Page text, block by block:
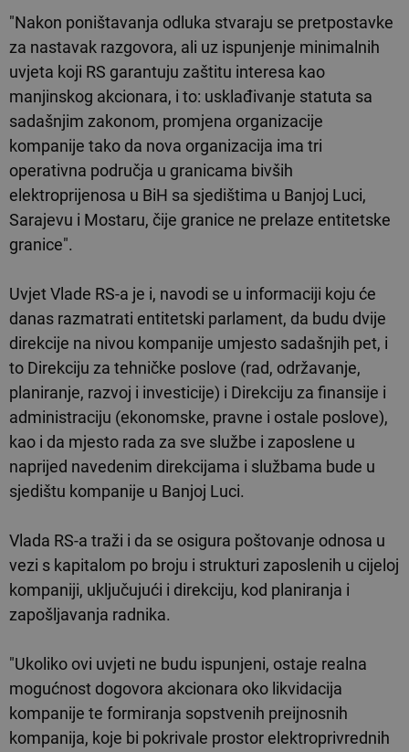
"Nakon poništavanja odluka stvaraju se pretpostavke
za nastavak razgovora, ali uz ispunjenje minimalnih
uvjeta koji RS garantuju zaštitu interesa kao
manjinskog akcionara, i to: usklađivanje statuta sa
sadašnjim zakonom, promjena organizacije
kompanije tako da nova organizacija ima tri
operativna područja u granicama bivših
elektroprijenosa u BiH sa sjedištima u Banjoj Luci,
Sarajevu i Mostaru, čije granice ne prelaze entitetske
granice".
Uvjet Vlade RS-a je i, navodi se u informaciji koju će
danas razmatrati entitetski parlament, da budu dvije
direkcije na nivou kompanije umjesto sadašnjih pet, i
to Direkciju za tehničke poslove (rad, održavanje,
planiranje, razvoj i investicije) i Direkciju za finansije i
administraciju (ekonomske, pravne i ostale poslove),
kao i da mjesto rada za sve službe i zaposlene u
naprijed navedenim direkcijama i službama bude u
sjedištu kompanije u Banjoj Luci.
Vlada RS-a traži i da se osigura poštovanje odnosa u
vezi s kapitalom po broju i strukturi zaposlenih u cijeloj
kompaniji, uključujući i direkciju, kod planiranja i
zapošljavanja radnika.
"Ukoliko ovi uvjeti ne budu ispunjeni, ostaje realna
mogućnost dogovora akcionara oko likvidacija
kompanije te formiranja sopstvenih preijnosnih
kompanija, koje bi pokrivale prostor elektroprivrednih